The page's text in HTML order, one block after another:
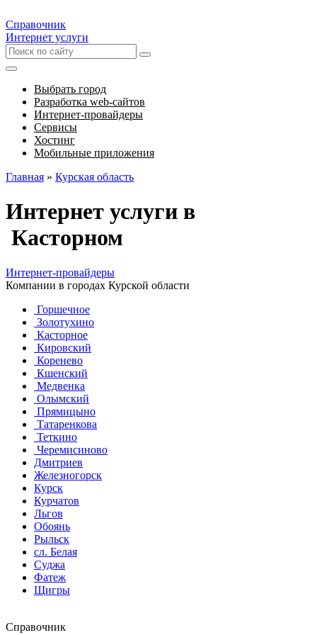
Справочник
Интернет услуги
Выбрать город
Разработка web-сайтов
Интернет-провайдеры
Сервисы
Хостинг
Мобильные приложения
Главная » Курская область
Интернет услуги в
Касторном
Интернет-провайдеры
Компании в городах Курской области
Горшечное
Золотухино
Касторное
Кировский
Коренево
Кшенский
Медвенка
Олымский
Прямицыно
Татаренкова
Теткино
Черемисиново
Дмитриев
Железногорск
Курск
Курчатов
Льгов
Обоянь
Рыльск
сл. Белая
Суджа
Фатеж
Щигры
Справочник